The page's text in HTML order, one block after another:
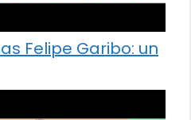
Felipe Garibo: un